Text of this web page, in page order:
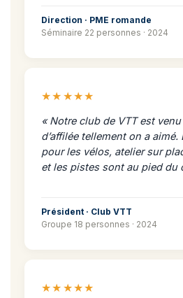
Direction · PME romande
Séminaire 22 personnes · 2024
★★★★★
« Notre club de VTT est
d’affilée tellement on a
pour les vélos, atelier sur
et les pistes sont au pied du
Président · Club VTT
Groupe 18 personnes · 2024
★★★★★